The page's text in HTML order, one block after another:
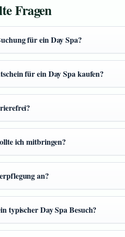
Fragen
für ein Day Spa?
für ein Day Spa kaufen?
ich mitbringen?
an?
typischer Day Spa Besuch?